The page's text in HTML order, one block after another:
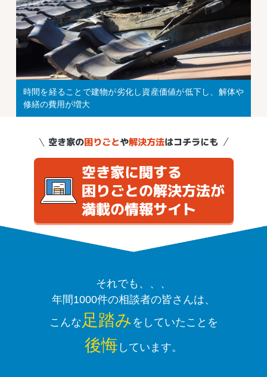
時間を経ることで建物が劣化し資産価値が低下し、解体や
修繕の費用が増大
それでも、、、
年間1000件の相談者の皆さんは、
こんな 足踏み をしていたことを
後悔 しています。